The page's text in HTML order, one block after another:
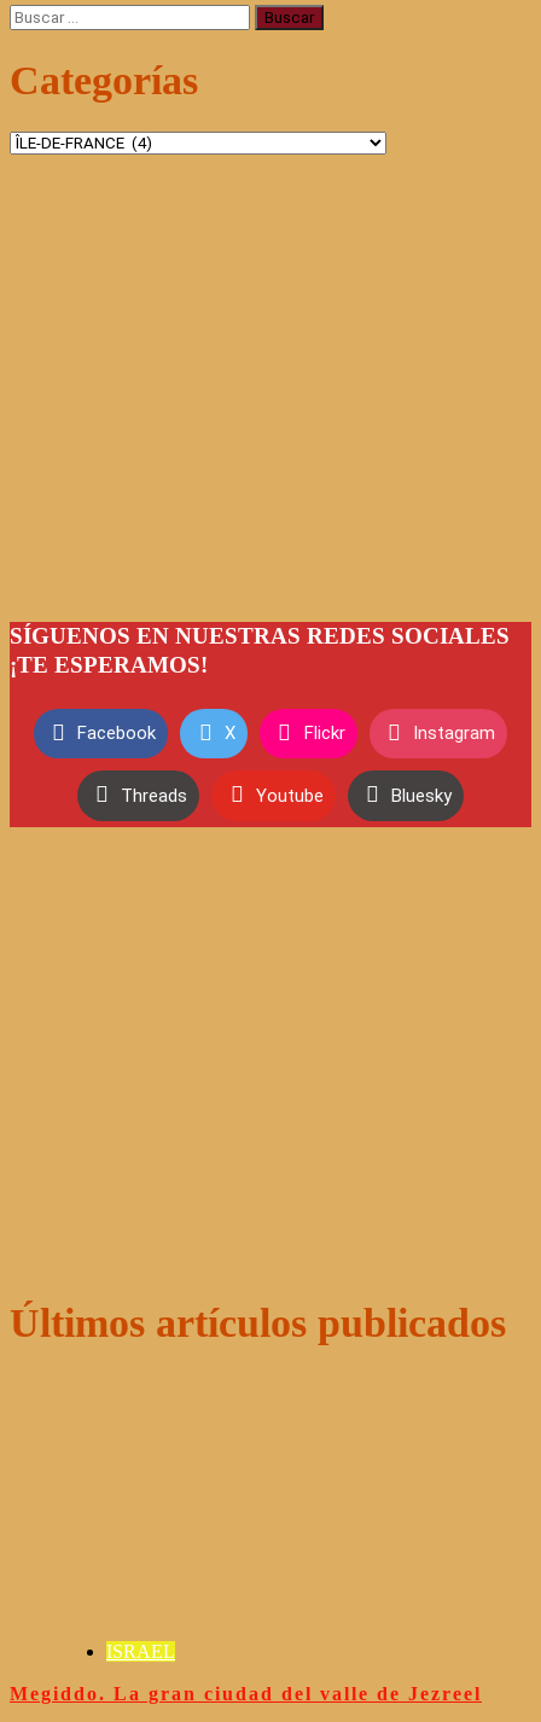
Buscar:
Categorías
Categorías
SÍGUENOS EN NUESTRAS REDES SOCIALES
¡TE ESPERAMOS!
Facebook X Flickr Instagram
Threads Youtube Bluesky
Últimos artículos publicados
ISRAEL
Megiddo. La gran ciudad del valle de Jezreel